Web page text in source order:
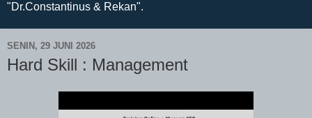
"Dr.Constantinus & Rekan".
SENIN, 29 JUNI 2026
Hard Skill : Management